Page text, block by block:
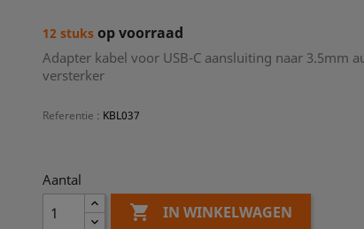
12 stuks op voorraad
Adapter kabel voor USB-C aansluiting naar 3.5mm
versterker
Referentie : KBL037
Aantal
 IN WINKELWAGEN